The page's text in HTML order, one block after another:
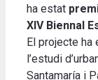
ha estat
XIV Biennal
El projecte
l’estudi
Santamaría i